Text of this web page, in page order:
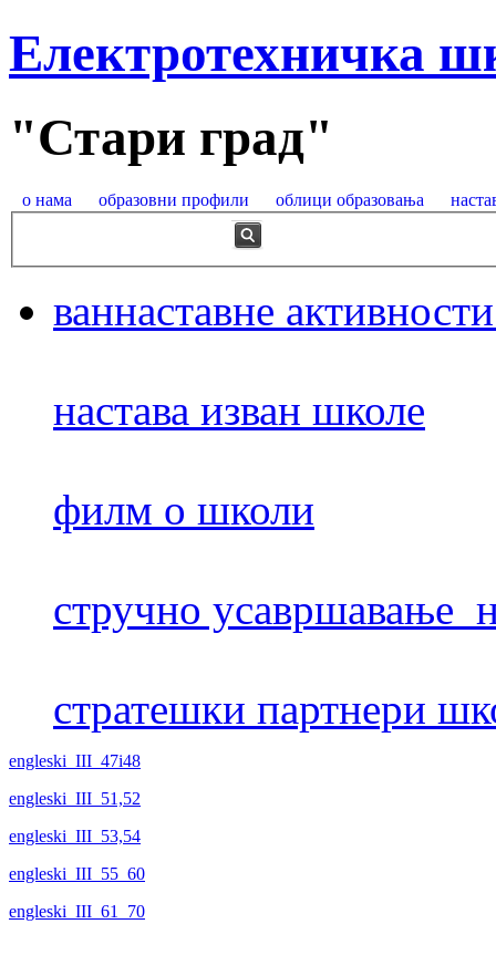
Електротехничка
"Стари град"
о нама образовни профили облици образовања
ваннаставне
настава изван школе
филм о школи
стручно усавршавање
стратешки партнери
engleski_III_47i48
engleski_III_51,52
engleski_III_53,54
engleski_III_55_60
engleski_III_61_70